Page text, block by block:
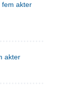
akter
akter